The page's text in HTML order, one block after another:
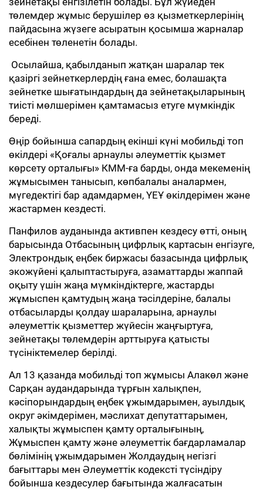
төлемдер жұмыс берушілер өз қызметкерлерінің
пайдасына жүзеге асыратын қосымша жарналар
есебінен төленетін болады.
​ Осылайша, қабылданып жатқан шаралар тек
қазіргі зейнеткерлердің ғана емес, болашақта
зейнетке шығатындардың да зейнетақыларының
тиісті мөлшерімен қамтамасыз етуге мүмкіндік
береді.
Өңір бойынша сапардың екінші күні мобильді топ
өкілдері «Қоғалы арнаулы әлеуметтік қызмет
көрсету орталығы» КММ-ға барды, онда мекеменің
жұмысымен танысып, көпбалалы аналармен,
мүгедектігі бар адамдармен, ҮЕҰ өкілдерімен және
жастармен кездесті.
Панфилов ауданында активпен кездесу өтті, оның
барысында Отбасының цифрлық картасын енгізуге,
Электрондық еңбек биржасы базасында цифрлық
экожүйені қалыптастыруға, азаматтарды жаппай
оқыту үшін жаңа мүмкіндіктерге, жастарды
жұмыспен қамтудың жаңа тәсілдеріне, балалы
отбасыларды қолдау шараларына, арнаулы
әлеуметтік қызметтер жүйесін жаңғыртуға,
зейнетақы төлемдерін арттыруға қатысты
түсініктемелер берілді.
Ал 13 қазанда мобильді топ жұмысы Алакөл және
Сарқан аудандарында тұрғын халықпен,
кәсіпорындардың еңбек ұжымдарымен, ауылдық
округ әкімдерімен, мәслихат депутаттарымен,
халықты жұмыспен қамту орталығының,
Жұмыспен қамту және әлеуметтік бағдарламалар
бөлімінің ұжымдарымен Жолдаудың негізгі
бағыттары мен Әлеуметтік кодексті түсіндіру
бойынша кездесулер бағытында жалғасатын